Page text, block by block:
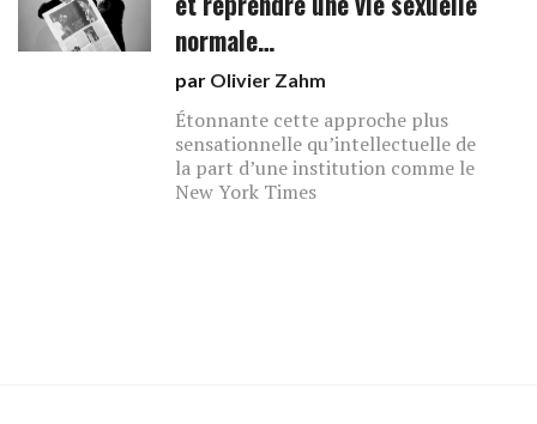
normale…
par Olivier Zahm
Étonnante cette approche plus
sensationnelle qu’intellectuelle de
la part d’une institution comme le
New York Times